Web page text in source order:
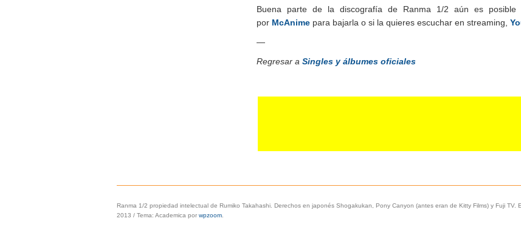
Buena parte de la discografía de Ranma 1/2 aún es posible
por McAnime para bajarla o si la quieres escuchar en streaming,
—
Regresar a Singles y álbumes oficiales
Ranma 1/2 propiedad intelectual de Rumiko Takahashi. Derechos en japonés Shogakukan, Pony Canyon (antes eran de Kitty Films) y Fuji TV.
2013 / Tema: Academica por wpzoom